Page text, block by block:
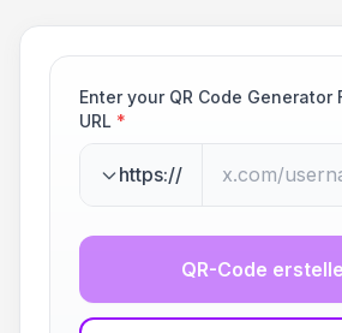
Enter your QR Code Generator
URL *
https://
QR-Code